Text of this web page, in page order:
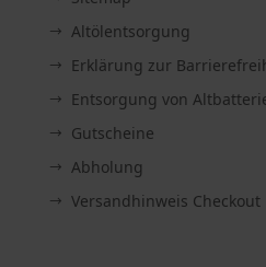
Altölentsorgung
Erklärung zur
Entsorgung von
Gutscheine
Abholung
Versandhinweis Checkout